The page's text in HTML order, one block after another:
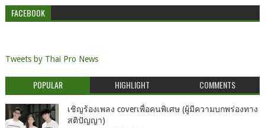
FACEBOOK
Tweets by Thai Pro News
POPULAR HIGHLIGHT COMMENTS
เชิญร้องเพลง coverเพื่อคนพิเศษ (ผู้มีความบกพร่องทาง
สติปัญญา)